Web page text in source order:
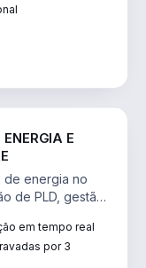
E
de energia no
de PLD, gestão
em tempo real
por 3